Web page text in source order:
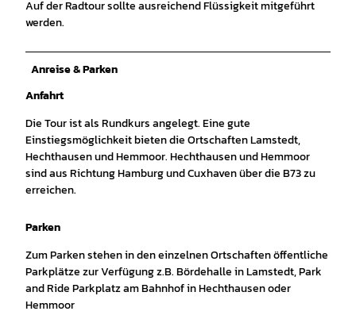
Auf der Radtour sollte ausreichend Flüssigkeit mitgeführt
werden.
Anreise & Parken
Anfahrt
Die Tour ist als Rundkurs angelegt. Eine gute
Einstiegsmöglichkeit bieten die Ortschaften Lamstedt,
Hechthausen und Hemmoor. Hechthausen und Hemmoor
sind aus Richtung Hamburg und Cuxhaven über die B73 zu
erreichen.
Parken
Zum Parken stehen in den einzelnen Ortschaften öffentliche
Parkplätze zur Verfügung z.B. Bördehalle in Lamstedt, Park
and Ride Parkplatz am Bahnhof in Hechthausen oder
Hemmoor